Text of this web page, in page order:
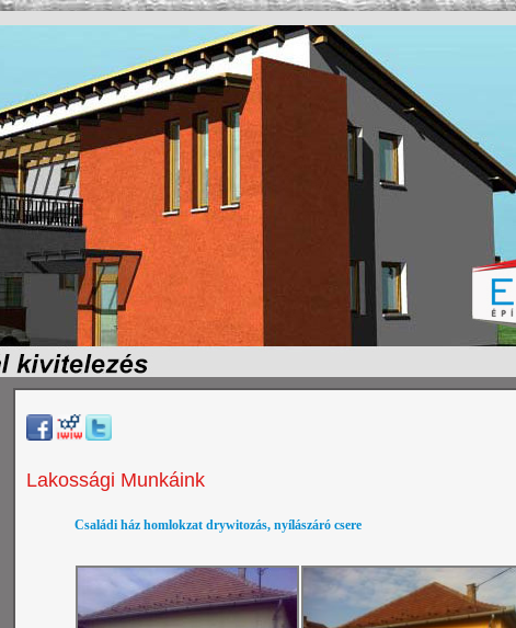
Lakossági Munkáink
Családi ház homlokzat drywitozás, nyílászáró csere